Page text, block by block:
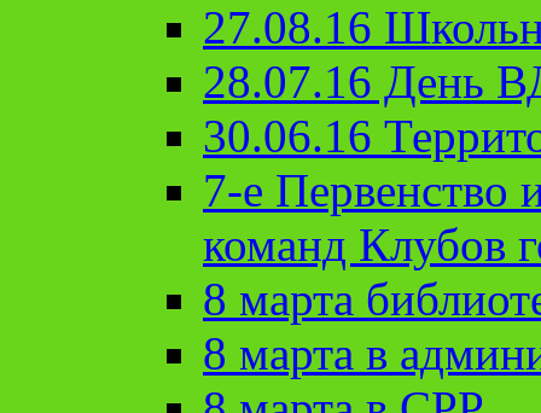
27.08.16
28.07.16 День
30.06.16
7-е Первенство
команд Клубов
8 марта
8 марта в